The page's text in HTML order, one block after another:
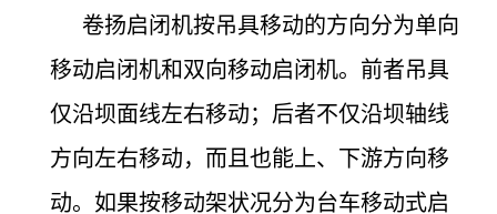
卷扬启闭机按吊具移动的方向分为单向
移动启闭机和双向移动启闭机。前者吊具
仅沿坝面线左右移动；后者不仅沿坝轴线
方向左右移动，而且也能上、下游方向移
动。如果按移动架状况分为台车移动式启